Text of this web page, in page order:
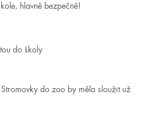
hlavně bezpečně!
do školy
do zoo by měla sloužit už